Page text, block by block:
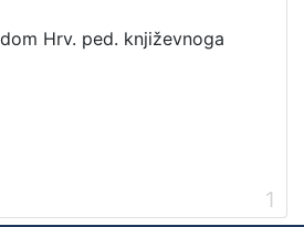
Hrv. ped. književnoga
1